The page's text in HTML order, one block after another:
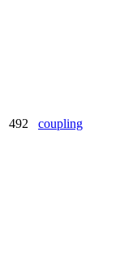
492 coupling